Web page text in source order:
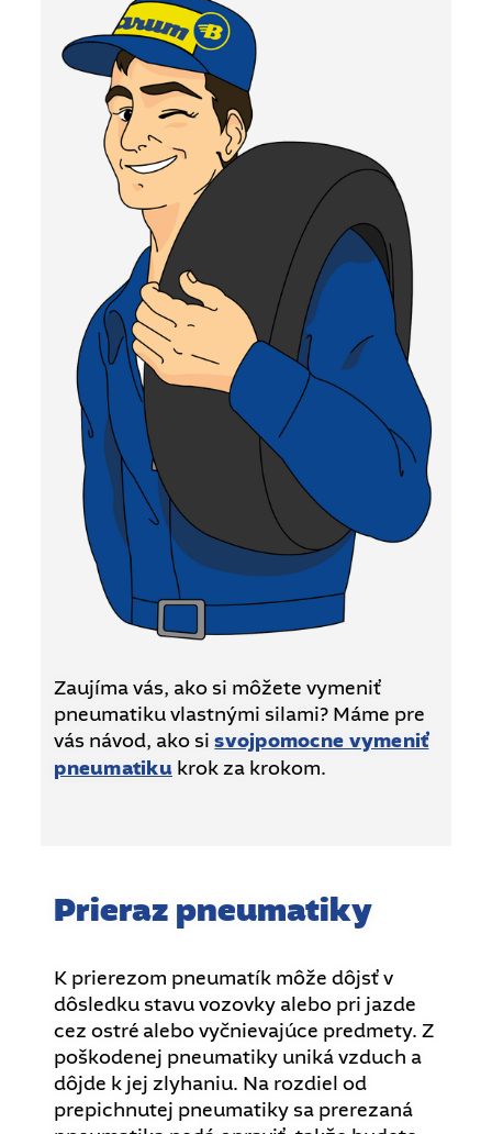
Zaujíma vás, ako si môžete vymeniť
pneumatiku vlastnými silami? Máme pre
vás návod, ako sisvojpomocne vymeniť
pneumatiku krok za krokom.
Prieraz pneumatiky
K prierezom pneumatík môže dôjsť v
dôsledku stavu vozovky alebo pri jazde
cez ostré alebo vyčnievajúce predmety. Z
poškodenej pneumatiky uniká vzduch a
dôjde k jej zlyhaniu. Na rozdiel od
prepichnutej pneumatiky sa prerezaná